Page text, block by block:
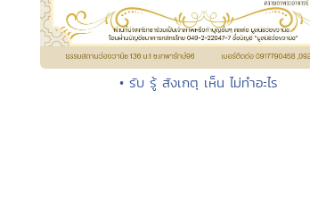
• รับ รู้ สังเกตุ เห็น ไม่ทำอะไร